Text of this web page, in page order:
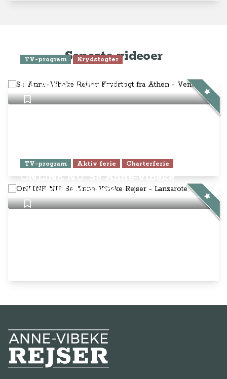
Seneste videoer
TV-program Krydstogter
fra Athen - Venedig
TV-program Aktiv ferie Charterferie
ONLINE NU: Se Anne-Vibeke
Rejser - Lanzarote
Anne-Vibeke Rejser